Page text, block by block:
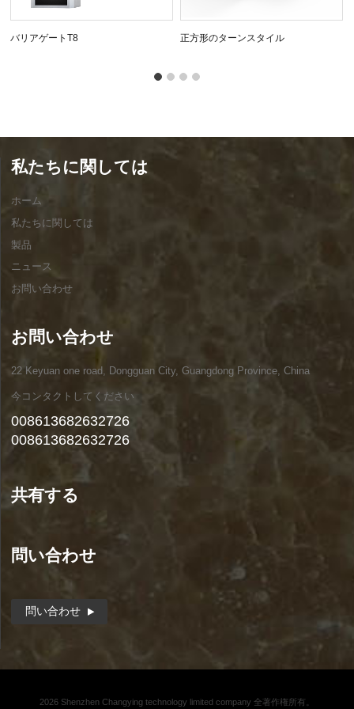
バリアゲートT8 正方形のターンスタイル
私たちに関しては
ホーム
私たちに関しては
製品
ニュース
お問い合わせ
お問い合わせ
22 Keyuan one road, Dongguan City, Guangdong Province, China
今コンタクトしてください
008613682632726
008613682632726
共有する
問い合わせ
問い合わせ
2026 Shenzhen Changying technology limited company 全著作権所有。